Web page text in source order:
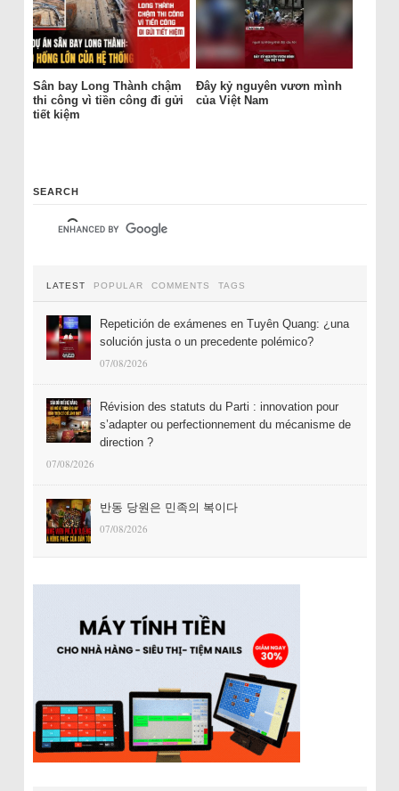
Sân bay Long Thành chậm
thi công vì tiền công đi gửi
tiết kiệm
Đây kỷ nguyên vươn mình
của Việt Nam
SEARCH
LATEST POPULAR COMMENTS TAGS
Repetición de exámenes en Tuyên Quang: ¿una
solución justa o un precedente polémico?
07/08/2026
Révision des statuts du Parti : innovation pour
s’adapter ou perfectionnement du mécanisme de
direction ?
07/08/2026
반동 당원은 민족의 복이다
07/08/2026